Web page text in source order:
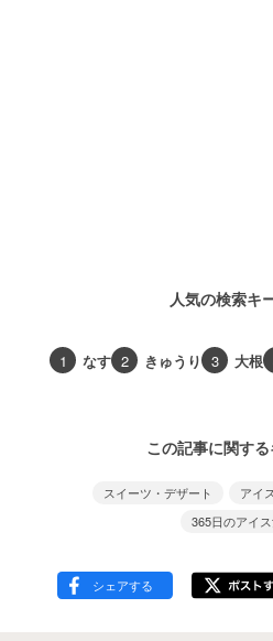
人気の検索キ
1 なす 2 きゅうり 3 大根
この記事に関す
スイーツ・デザート
アイ
365日のアイ